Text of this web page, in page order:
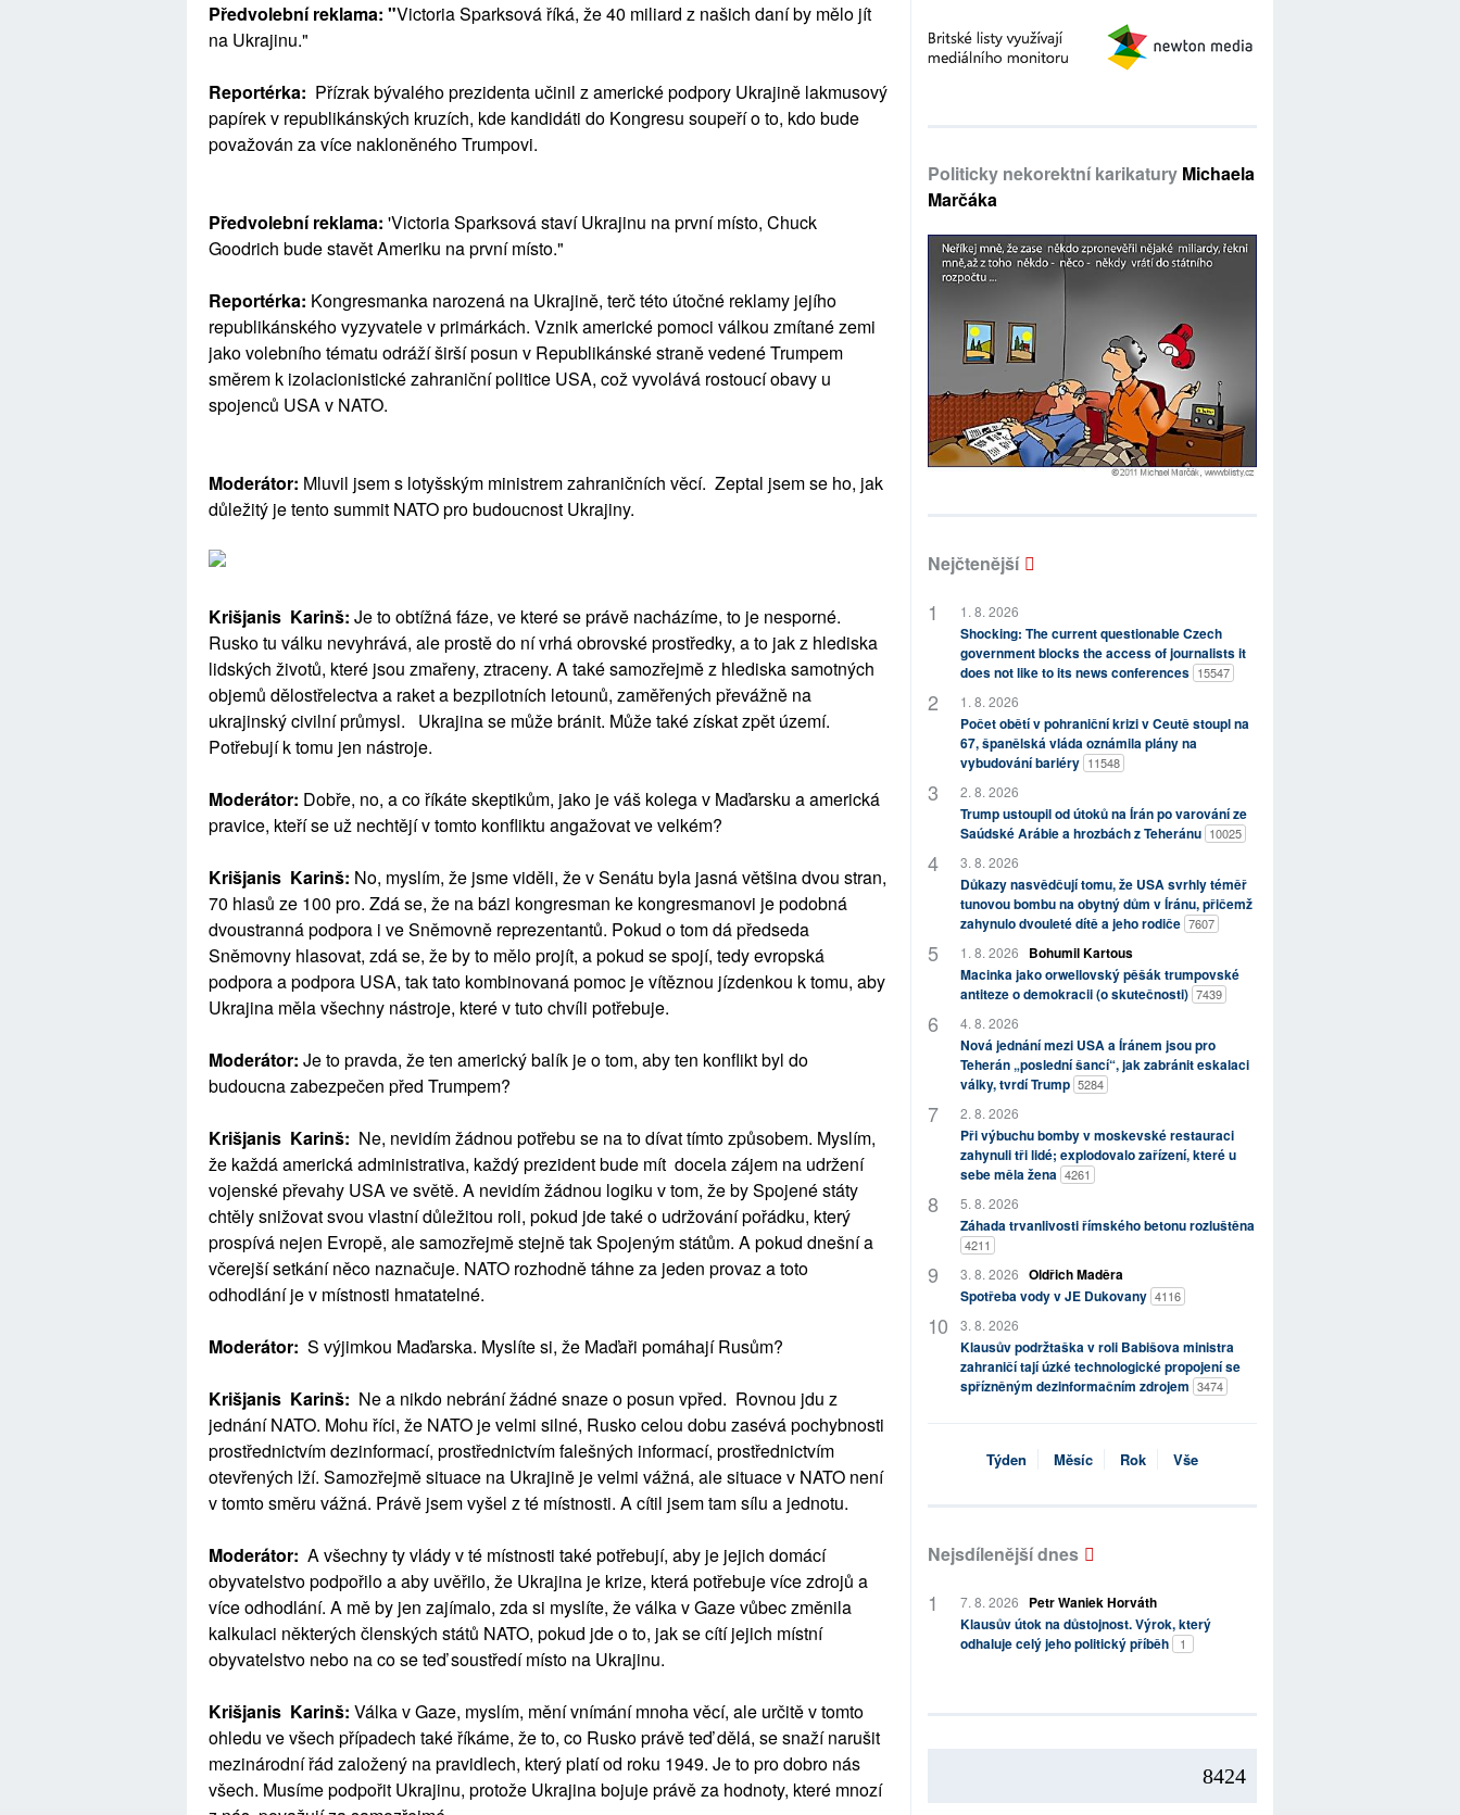
Předvolební reklama: "Victoria Sparksová říká, že 40 miliard z našich daní by mělo jít
na Ukrajinu."
Reportérka: Přízrak bývalého prezidenta učinil z americké podpory Ukrajině lakmusový
papírek v republikánských kruzích, kde kandidáti do Kongresu soupeří o to, kdo bude
považován za více nakloněného Trumpovi.
Předvolební reklama: 'Victoria Sparksová staví Ukrajinu na první místo, Chuck
Goodrich bude stavět Ameriku na první místo."
Reportérka: Kongresmanka narozená na Ukrajině, terč této útočné reklamy jejího
republikánského vyzyvatele v primárkách. Vznik americké pomoci válkou zmítané zemi
jako volebního tématu odráží širší posun v Republikánské straně vedené Trumpem
směrem k izolacionistické zahraniční politice USA, což vyvolává rostoucí obavy u
spojenců USA v NATO.
Moderátor: Mluvil jsem s lotyšským ministrem zahraničních věcí. Zeptal jsem se ho, jak
důležitý je tento summit NATO pro budoucnost Ukrajiny.
Krišjanis Karinš: Je to obtížná fáze, ve které se právě nacházíme, to je nesporné.
Rusko tu válku nevyhrává, ale prostě do ní vrhá obrovské prostředky, a to jak z hlediska
lidských životů, které jsou zmařeny, ztraceny. A také samozřejmě z hlediska samotných
objemů dělostřelectva a raket a bezpilotních letounů, zaměřených převážně na
ukrajinský civilní průmysl. Ukrajina se může bránit. Může také získat zpět území.
Potřebují k tomu jen nástroje.
Moderátor: Dobře, no, a co říkáte skeptikům, jako je váš kolega v Maďarsku a americká
pravice, kteří se už nechtějí v tomto konfliktu angažovat ve velkém?
Krišjanis Karinš: No, myslím, že jsme viděli, že v Senátu byla jasná většina dvou stran,
70 hlasů ze 100 pro. Zdá se, že na bázi kongresman ke kongresmanovi je podobná
dvoustranná podpora i ve Sněmovně reprezentantů. Pokud o tom dá předseda
Sněmovny hlasovat, zdá se, že by to mělo projít, a pokud se spojí, tedy evropská
podpora a podpora USA, tak tato kombinovaná pomoc je vítěznou jízdenkou k tomu, aby
Ukrajina měla všechny nástroje, které v tuto chvíli potřebuje.
Moderátor: Je to pravda, že ten americký balík je o tom, aby ten konflikt byl do
budoucna zabezpečen před Trumpem?
Krišjanis Karinš: Ne, nevidím žádnou potřebu se na to dívat tímto způsobem. Myslím,
že každá americká administrativa, každý prezident bude mít docela zájem na udržení
vojenské převahy USA ve světě. A nevidím žádnou logiku v tom, že by Spojené státy
chtěly snižovat svou vlastní důležitou roli, pokud jde také o udržování pořádku, který
prospívá nejen Evropě, ale samozřejmě stejně tak Spojeným státům. A pokud dnešní a
včerejší setkání něco naznačuje. NATO rozhodně táhne za jeden provaz a toto
odhodlání je v místnosti hmatatelné.
Moderátor: S výjimkou Maďarska. Myslíte si, že Maďaři pomáhají Rusům?
Krišjanis Karinš: Ne a nikdo nebrání žádné snaze o posun vpřed. Rovnou jdu z
jednání NATO. Mohu říci, že NATO je velmi silné, Rusko celou dobu zasévá pochybnosti
prostřednictvím dezinformací, prostřednictvím falešných informací, prostřednictvím
otevřených lží. Samozřejmě situace na Ukrajině je velmi vážná, ale situace v NATO není
v tomto směru vážná. Právě jsem vyšel z té místnosti. A cítil jsem tam sílu a jednotu.
Moderátor: A všechny ty vlády v té místnosti také potřebují, aby je jejich domácí
obyvatelstvo podpořilo a aby uvěřilo, že Ukrajina je krize, která potřebuje více zdrojů a
více odhodlání. A mě by jen zajímalo, zda si myslíte, že válka v Gaze vůbec změnila
kalkulaci některých členských států NATO, pokud jde o to, jak se cítí jejich místní
obyvatelstvo nebo na co se teď soustředí místo na Ukrajinu.
Krišjanis Karinš: Válka v Gaze, myslím, mění vnímání mnoha věcí, ale určitě v tomto
ohledu ve všech případech také říkáme, že to, co Rusko právě teď dělá, se snaží narušit
mezinárodní řád založený na pravidlech, který platí od roku 1949. Je to pro dobro nás
všech. Musíme podpořit Ukrajinu, protože Ukrajina bojuje právě za hodnoty, které mnozí
Politicky nekorektní karikatury Michaela
Marčáka
Nejčtenější
1. 8. 2026
Shocking: The current questionable Czech
government blocks the access of journalists it
does not like to its news conferences 15547
1. 8. 2026
Počet obětí v pohraniční krizi v Ceutě stoupl na
67, španělská vláda oznámila plány na
vybudování bariéry 11548
2. 8. 2026
Trump ustoupil od útoků na Írán po varování ze
Saúdské Arábie a hrozbách z Teheránu 10025
3. 8. 2026
Důkazy nasvědčují tomu, že USA svrhly téměř
tunovou bombu na obytný dům v Íránu, přičemž
zahynulo dvouleté dítě a jeho rodiče 7607
1. 8. 2026
Bohumil Kartous
Macinka jako orwellovský pěšák trumpovské
antiteze o demokracii (o skutečnosti) 7439
4. 8. 2026
Nová jednání mezi USA a Íránem jsou pro
Teherán „poslední šancí“, jak zabránit eskalaci
války, tvrdí Trump 5284
2. 8. 2026
Při výbuchu bomby v moskevské restauraci
zahynuli tři lidé; explodovalo zařízení, které u
sebe měla žena 4261
5. 8. 2026
Záhada trvanlivosti římského betonu rozluštěna
4211
3. 8. 2026 Oldřich Maděra
Spotřeba vody v JE Dukovany 4116
3. 8. 2026
Klausův podržtaška v roli Babišova ministra
zahraničí tají úzké technologické propojení se
spřízněným dezinformačním zdrojem 3474
Týden Měsíc Rok Vše
Nejsdílenější dnes
7. 8. 2026
Petr Waniek Horváth
Klausův útok na důstojnost. Výrok, který
odhaluje celý jeho politický příběh
1
8424